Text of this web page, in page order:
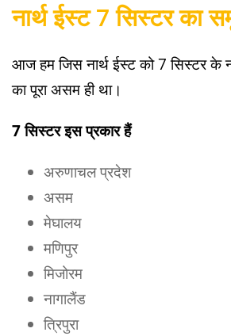
नार्थ ईस्ट 7 सिस्टर का
आज हम जिस नार्थ ईस्ट को 7 सिस्टर के
का पूरा असम ही था।
7 सिस्टर इस प्रकार हैं
अरुणाचल प्रदेश
असम
मेघालय
मणिपुर
मिजोरम
नागालैंड
त्रिपुरा